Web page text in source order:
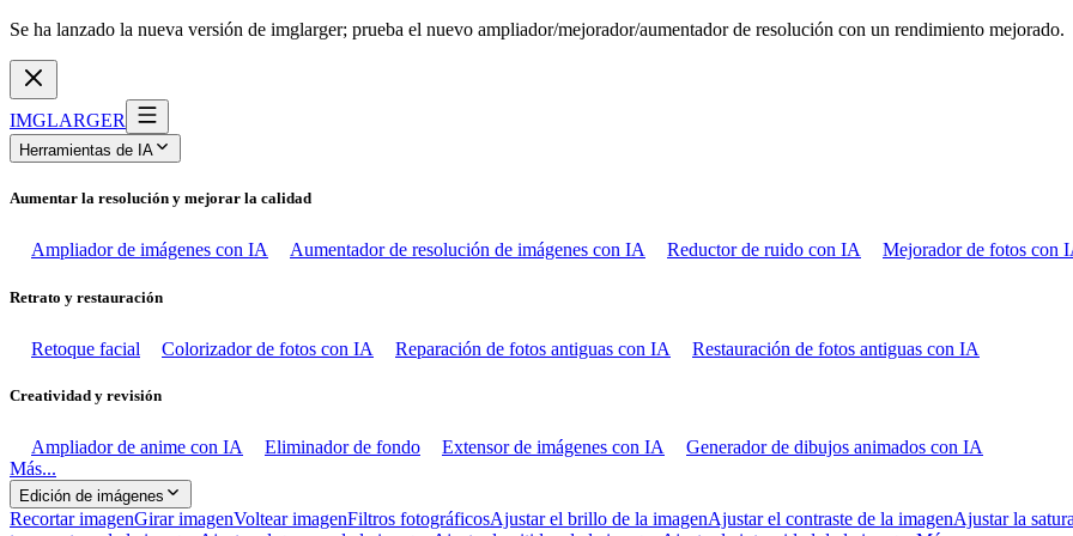
Se ha lanzado la nueva versión de imglarger; prueba el nuevo ampliador/mejorador/aumentador de resolución con un rendimiento mejorado.
IMGLARGER
Herramientas de IA
Aumentar la resolución y mejorar la calidad
Ampliador de imágenes con IA Aumentador de resolución de imágenes con IA Reductor de ruido con IA Mejorador de fotos con
Retrato y restauración
Retoque facial Colorizador de fotos con IA Reparación de fotos antiguas con IA Restauración de fotos antiguas con IA
Creatividad y revisión
Ampliador de anime con IA Eliminador de fondo Extensor de imágenes con IA
Generador de dibujos animados con IA
Más...
Edición de imágenes
Recortar imagenGirar imagenVoltear imagenFiltros fotográficosAjustar el brillo de la imagenAjustar el contraste de la imagenAjustar la